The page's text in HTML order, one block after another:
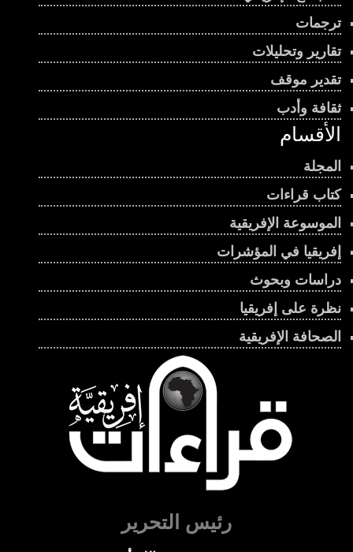
ترجمات
تقارير وتحليلات
تقدير موقف
ثقافة وأدب
الأقسام
المجلة
كتاب قراءات
الموسوعة الإفريقية
إفريقيا في المؤشرات
دراسات وبحوث
نظرة على إفريقيا
الصحافة الإفريقية
رئيس التحرير